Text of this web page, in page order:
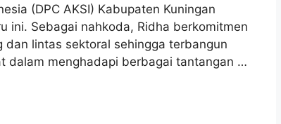
(DPC AKSI) Kabupaten Kuningan
Sebagai nahkoda, Ridha berkomitmen
dan lintas sektoral sehingga terbangun
dalam menghadapi berbagai tantangan …